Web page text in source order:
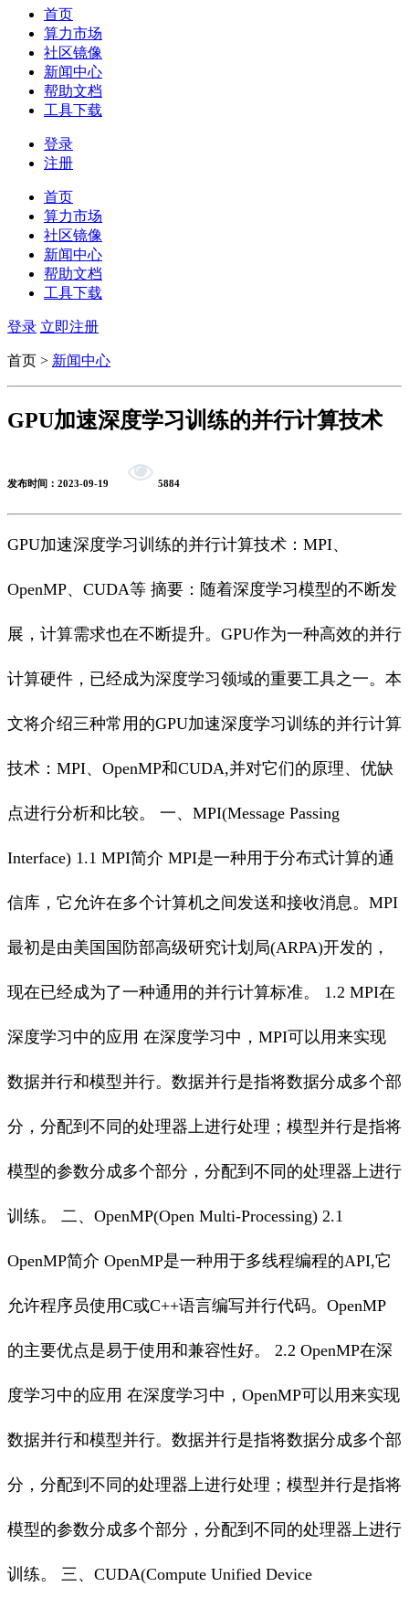
首页
算力市场
社区镜像
新闻中心
帮助文档
工具下载
登录
注册
首页
算力市场
社区镜像
新闻中心
帮助文档
工具下载
登录 立即注册
首页 > 新闻中心
GPU加速深度学习训练的并行计算技术
发布时间：2023-09-19 5884
GPU加速深度学习训练的并行计算技术：MPI、
OpenMP、CUDA等 摘要：随着深度学习模型的不断发
展，计算需求也在不断提升。GPU作为一种高效的并行
计算硬件，已经成为深度学习领域的重要工具之一。本
文将介绍三种常用的GPU加速深度学习训练的并行计算
技术：MPI、OpenMP和CUDA,并对它们的原理、优缺
点进行分析和比较。 一、MPI(Message Passing
Interface) 1.1 MPI简介 MPI是一种用于分布式计算的通
信库，它允许在多个计算机之间发送和接收消息。MPI
最初是由美国国防部高级研究计划局(ARPA)开发的，
现在已经成为了一种通用的并行计算标准。 1.2 MPI在
深度学习中的应用 在深度学习中，MPI可以用来实现
数据并行和模型并行。数据并行是指将数据分成多个部
分，分配到不同的处理器上进行处理；模型并行是指将
模型的参数分成多个部分，分配到不同的处理器上进行
训练。 二、OpenMP(Open Multi-Processing) 2.1
OpenMP简介 OpenMP是一种用于多线程编程的API,它
允许程序员使用C或C++语言编写并行代码。OpenMP
的主要优点是易于使用和兼容性好。 2.2 OpenMP在深
度学习中的应用 在深度学习中，OpenMP可以用来实现
数据并行和模型并行。数据并行是指将数据分成多个部
分，分配到不同的处理器上进行处理；模型并行是指将
模型的参数分成多个部分，分配到不同的处理器上进行
训练。 三、CUDA(Compute Unified Device